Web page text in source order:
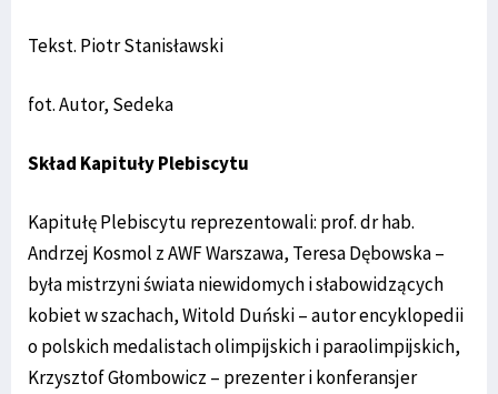
Tekst. Piotr Stanisławski
fot. Autor, Sedeka
Skład Kapituły Plebiscytu
Kapitułę Plebiscytu reprezentowali: prof. dr hab.
Andrzej Kosmol z AWF Warszawa, Teresa Dębowska –
była mistrzyni świata niewidomych i słabowidzących
kobiet w szachach, Witold Duński – autor encyklopedii
o polskich medalistach olimpijskich i paraolimpijskich,
Krzysztof Głombowicz – prezenter i konferansjer